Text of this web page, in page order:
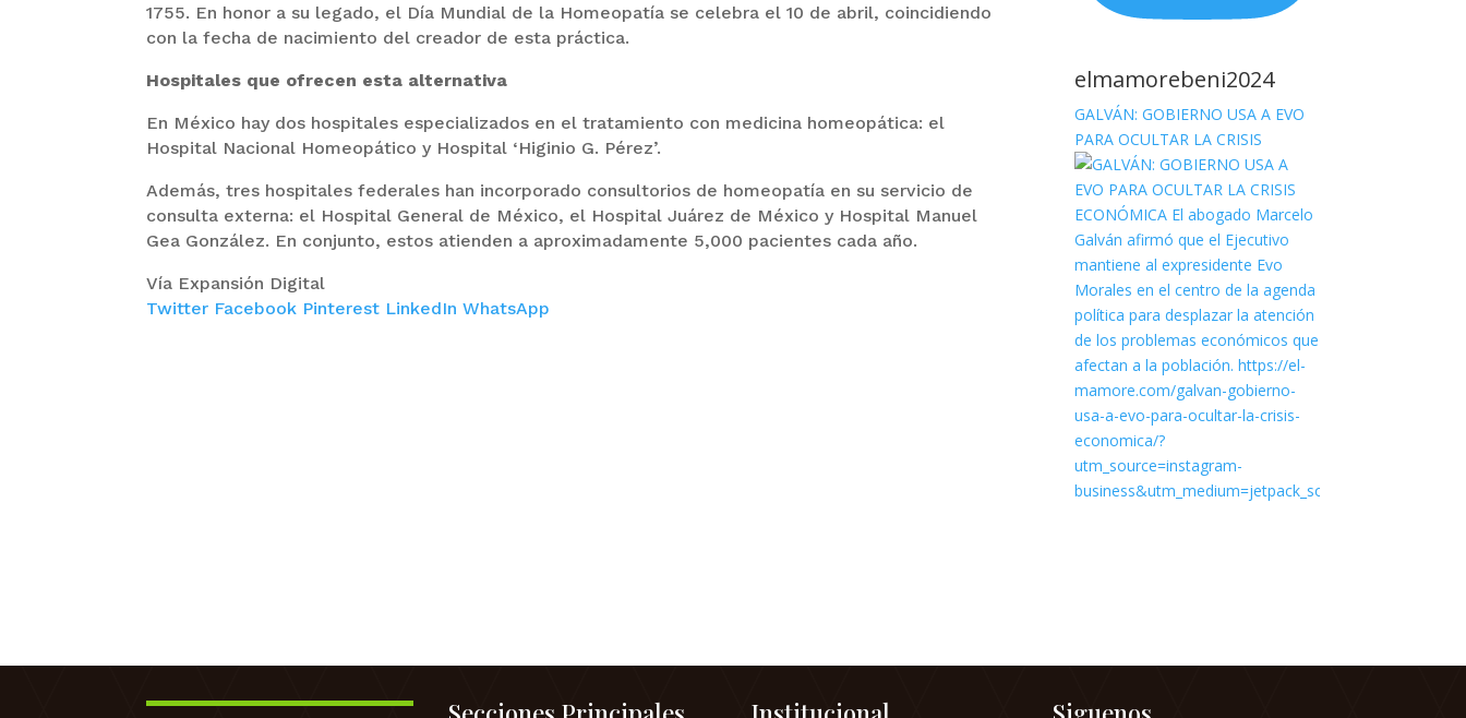
1755. En honor a su legado, el Día Mundial de la Homeopatía se celebra el 10 de abril, coincidiendo
con la fecha de nacimiento del creador de esta práctica.
Hospitales que ofrecen esta alternativa
En México hay dos hospitales especializados en el tratamiento con medicina homeopática: el
Hospital Nacional Homeopático y Hospital ‘Higinio G. Pérez’.
Además, tres hospitales federales han incorporado consultorios de homeopatía en su servicio de
consulta externa: el Hospital General de México, el Hospital Juárez de México y Hospital Manuel
Gea González. En conjunto, estos atienden a aproximadamente 5,000 pacientes cada año.
Vía Expansión Digital
Twitter Facebook Pinterest LinkedInWhatsApp
elmamorebeni2024
GALVÁN: GOBIERNO USA A EVO
PARA OCULTAR LA CRISIS